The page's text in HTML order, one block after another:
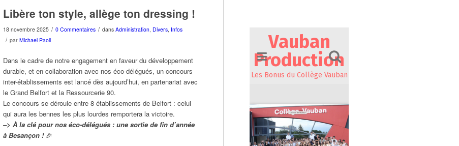
Libère ton style, allège ton dressing !
18 novembre 2025 / 0 Commentaires / dans Administration, Divers, Infos
/ par Michael Paoli
Dans le cadre de notre engagement en faveur du développement
durable, et en collaboration avec nos éco-délégués, un concours
inter-établissements est lancé dès aujourd’hui, en partenariat avec
le Grand Belfort et la Ressourcerie 90.
Le concours se déroule entre 8 établissements de Belfort : celui
qui aura les bennes les plus lourdes remportera la victoire.
–> À la clé pour nos éco-délégués : une sortie de fin d’année
à Besançon ! 🎉